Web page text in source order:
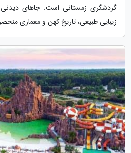
گردشگری زمستانی است. جاهای دیدنی
زیبایی طبیعی، تاریخ کهن و معماری